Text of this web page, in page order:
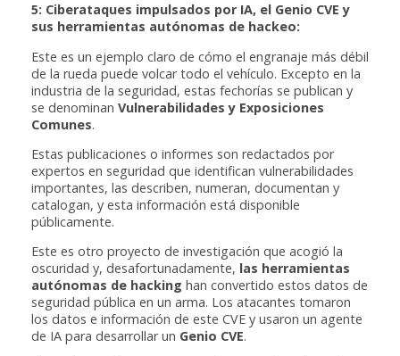
5: Ciberataques impulsados por IA, el Genio CVE y
sus herramientas autónomas de hackeo:
Este es un ejemplo claro de cómo el engranaje más débil
de la rueda puede volcar todo el vehículo. Excepto en la
industria de la seguridad, estas fechorías se publican y
se denominan Vulnerabilidades y Exposiciones
Comunes.
Estas publicaciones o informes son redactados por
expertos en seguridad que identifican vulnerabilidades
importantes, las describen, numeran, documentan y
catalogan, y esta información está disponible
públicamente.
Este es otro proyecto de investigación que acogió la
oscuridad y, desafortunadamente, las herramientas
autónomas de hacking han convertido estos datos de
seguridad pública en un arma. Los atacantes tomaron
los datos e información de este CVE y usaron un agente
de IA para desarrollar un Genio CVE.